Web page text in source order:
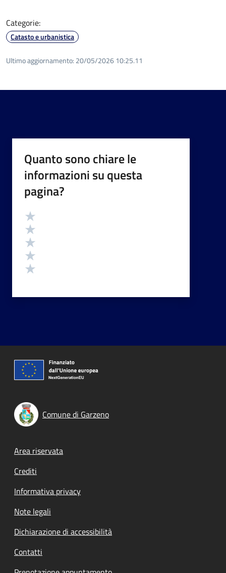
Categorie:
Catasto e urbanistica
Ultimo aggiornamento: 20/05/2026 10:25.11
Quanto sono chiare le
informazioni su questa
pagina?
Valutazione
Comune di Garzeno
Footer menu
Area riservata
Crediti
Informativa privacy
Note legali
Dichiarazione di accessibilità
Contatti